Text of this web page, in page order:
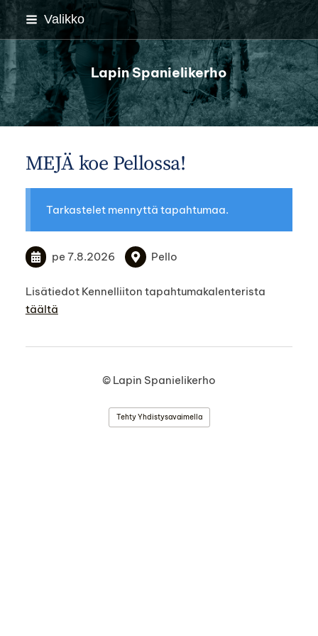
Siirry
sivun
sisältöön
Valikko
Lapin Spanielikerho
MEJÄ koe Pellossa!
Tarkastelet mennyttä tapahtumaa.
pe 7.8.2026 Pello
Lisätiedot Kennelliiton tapahtumakalenterista
täältä
© Lapin Spanielikerho
Tehty Yhdistysavaimella